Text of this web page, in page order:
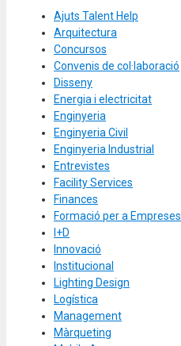
Ajuts Talent Help
Arquitectura
Concursos
Convenis de col·laboració
Disseny
Energia i electricitat
Enginyeria
Enginyeria Civil
Enginyeria Industrial
Entrevistes
Facility Services
Finances
Formació per a Empreses
I+D
Innovació
Institucional
Lighting Design
Logística
Management
Màrqueting